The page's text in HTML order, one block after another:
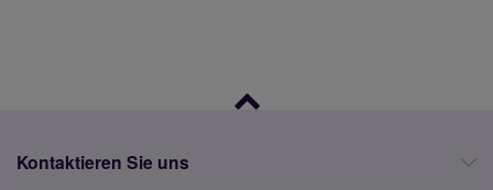
Kontaktieren Sie uns